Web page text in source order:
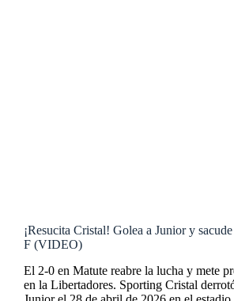
¡Resucita Cristal! Golea a Junior y
F (VIDEO)
El 2-0 en Matute reabre la lucha y mete
en la Libertadores. Sporting Cristal